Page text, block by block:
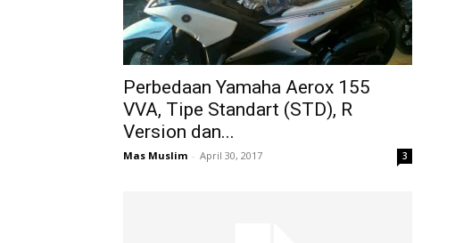
Perbedaan Yamaha Aerox 155
VVA, Tipe Standart (STD), R
Version dan...
Mas Muslim - April 30, 2017 3